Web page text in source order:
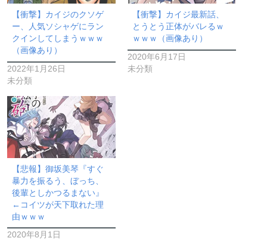
【衝撃】カイジのクソゲ
ー、人気ソシャゲにラン
クインしてしまうｗｗｗ
（画像あり）
2022年1月26日
未分類
【衝撃】カイジ最新話、
とうとう正体がバレるｗ
ｗｗｗ（画像あり）
2020年6月17日
未分類
【悲報】御坂美琴『すぐ
暴力を振るう、ぼっち、
後輩としかつるまない』
←コイツが天下取れた理
由ｗｗｗ
2020年8月1日